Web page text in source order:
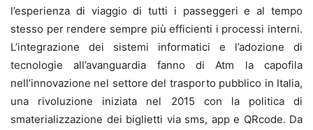
l’esperienza di viaggio di tutti i passeggeri e al tempo
stesso per rendere sempre più efficienti i processi interni.
L’integrazione dei sistemi informatici e l’adozione di
tecnologie all’avanguardia fanno di Atm la capofila
nell’innovazione nel settore del trasporto pubblico in Italia,
una rivoluzione iniziata nel 2015 con la politica di
smaterializzazione dei biglietti via sms, app e QRcode. Da